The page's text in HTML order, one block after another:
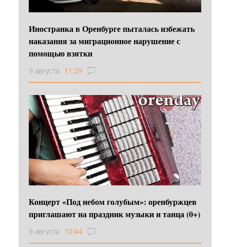
Иностранка в Оренбурге пыталась избежать
наказания за миграционное нарушение с
помощью взятки
9 августа 11:29
Концерт «Под небом голубым»: оренбуржцев
приглашают на праздник музыки и танца (0+)
9 августа 10:44